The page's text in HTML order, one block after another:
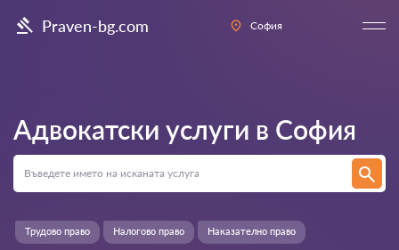
Praven-bg.com София
Адвокатски услуги в София
Трудово право Налогово право Наказателно право